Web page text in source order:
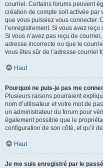
courriel. Certains forums peuvent
création de compte soit activée par
que vous puissiez vous connecter.
l’enregistrement. Si vous avez
Si vous n’avez pas reçu de
adresse incorrecte ou que le
vous êtes sûr de l’adresse courriel
Haut
Pourquoi ne puis-je pas me
Plusieurs raisons pourraient
nom d’utilisateur et votre mot de
un administrateur du forum pour
également possible que le
configuration de son côté, et qu’il
Haut
Je me suis enregistré par le